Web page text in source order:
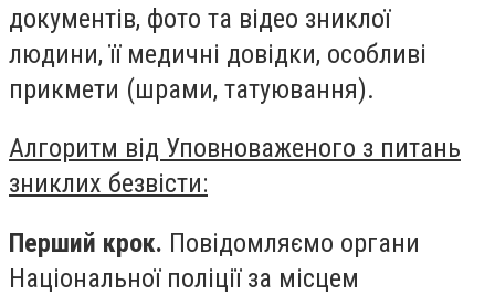
документів, фото та відео зниклої
людини, її медичні довідки, особливі
прикмети (шрами, татуювання).
Алгоритм від Уповноваженого з питань
зниклих безвісти:
Перший крок. Повідомляємо органи
Національної поліції за місцем